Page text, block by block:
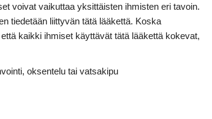
voivat vaikuttaa yksittäisten ihmisten eri tavoin.
tiedetään liittyvän tätä lääkettä. Koska
kaikki ihmiset käyttävät tätä lääkettä kokevat,
oksentelu tai vatsakipu